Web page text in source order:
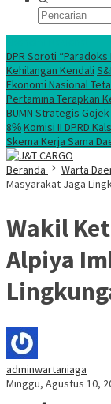
DPR Soroti
Kehilangan Kendali
Ekonomi Nasional
Pertamina Terapkan
BUMN Strategis
8℅Komisi II DPRD
Skema Kerja Sama
Beranda
Warta
Masyarakat Jaga
Wakil
Alpiya
adminwartaniaga
Minggu, Agustus 10,